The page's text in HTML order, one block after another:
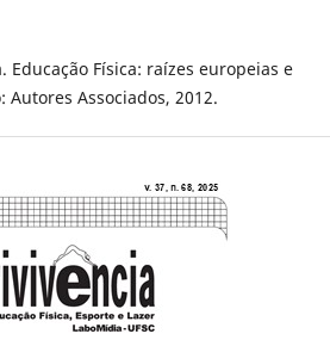
Educação Física: raízes europeias e
Autores Associados, 2012.